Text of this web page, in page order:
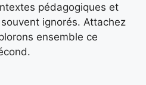
pédagogiques et
ignorés. Attachez
ensemble ce